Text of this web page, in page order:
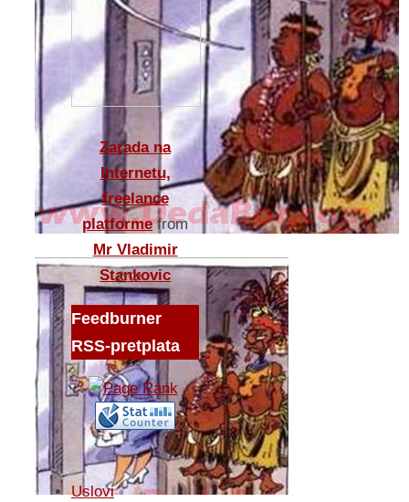
Zarada na
Internetu,
freelance
platforme from
Mr Vladimir
Stankovic
Feedburner
RSS-pretplata
Uslovi